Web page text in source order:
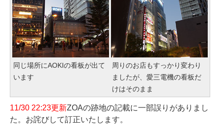
同じ場所にAOKIの看板が出て
います
周りのお店もすっかり変わり
ましたが、愛三電機の看板だ
けはそのまま
11/30 22:23更新ZOAの跡地の記載に一部誤りがありまし
た。お詫びして訂正いたします。